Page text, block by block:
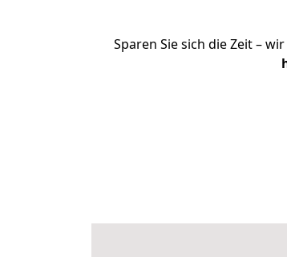
Sparen Sie sich die Zeit –